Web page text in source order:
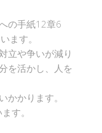
の手紙12章6
ます。
立や争いが減り
を活かし、人を
かります。
す。